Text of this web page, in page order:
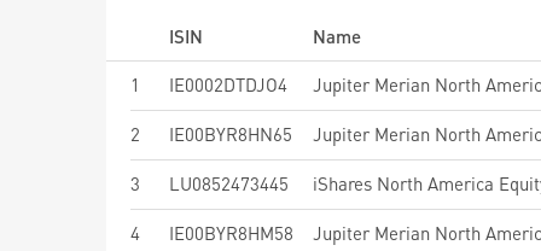
ISIN
Name
1
IE0002DTDJO4
2 IE00BYR8HN65
3 LU0852473445
4 IE00BYR8HM58